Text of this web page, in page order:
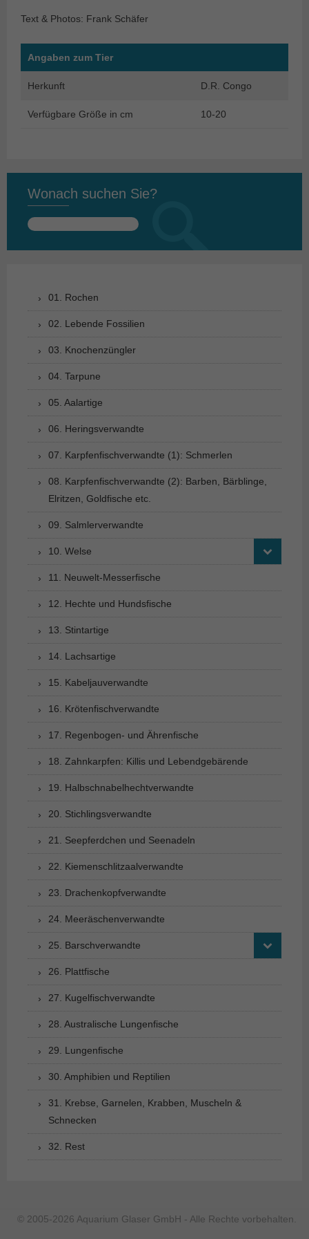
Text & Photos: Frank Schäfer
Angaben zum Tier
Herkunft D.R. Congo
Verfügbare Größe in cm 10-20
Wonach suchen Sie?
Suchen
01. Rochen
02. Lebende Fossilien
03. Knochenzüngler
04. Tarpune
05. Aalartige
06. Heringsverwandte
07. Karpfenfischverwandte (1): Schmerlen
08. Karpfenfischverwandte (2): Barben, Bärblinge,
Elritzen, Goldfische etc.
09. Salmlerverwandte
10. Welse
11. Neuwelt-Messerfische
12. Hechte und Hundsfische
13. Stintartige
14. Lachsartige
15. Kabeljauverwandte
16. Krötenfischverwandte
17. Regenbogen- und Ährenfische
18. Zahnkarpfen: Killis und Lebendgebärende
19. Halbschnabelhechtverwandte
20. Stichlingsverwandte
21. Seepferdchen und Seenadeln
22. Kiemenschlitzaalverwandte
23. Drachenkopfverwandte
24. Meeräschenverwandte
25. Barschverwandte
26. Plattfische
27. Kugelfischverwandte
28. Australische Lungenfische
29. Lungenfische
30. Amphibien und Reptilien
31. Krebse, Garnelen, Krabben, Muscheln &
Schnecken
32. Rest
© 2005-2026 Aquarium Glaser GmbH - Alle Rechte vorbehalten.